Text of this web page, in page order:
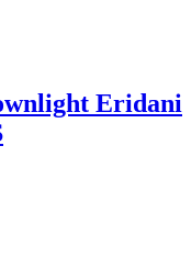
Eridani